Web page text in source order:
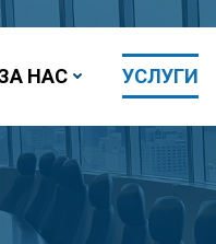
НАС УСЛУГИ